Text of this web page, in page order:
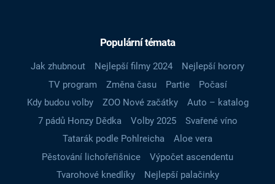
Populární témata
Jak zhubnout Nejlepší filmy 2024
Nejlepší horory
TV program
Změna času Partie
Počasí
Kdy budou volby
ZOO Nové začátky
Auto – katalog
7 pádů Honzy Dědka
Volby 2025
Svařené víno
Tatarák podle Pohlreicha
Aloe vera
Pěstování lichořeřišnice
Výpočet ascendentu
Tvarohové knedlíky
Nejlepší palačinky